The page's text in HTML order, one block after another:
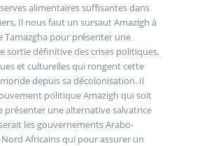
alimentaires suffisantes dans
Il nous faut un sursaut Amazigh à
Tamazgha pour présenter une
sortie définitive des crises politiques,
et culturelles qui rongent cette
depuis sa décolonisation. Il
politique Amazigh qui soit
présenter une alternative salvatrice
les gouvernements Arabo-
Africains qui pour assurer un